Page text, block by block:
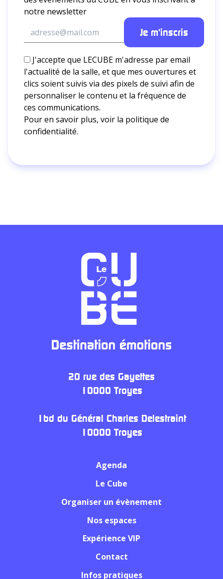
notre newsletter
J'accepte que LECUBE m'adresse par email
l'actualité de la salle, et que mes ouvertures et
clics soient suivis via des pixels de suivi afin de
personnaliser le contenu et la fréquence de
ces communications.
Pour en savoir plus, voir la politique de
confidentialité.
20 rue des Gayettes
10000 Troyes
1bd du Général Charles Delestraint
10000 Troyes
Agenda
Le Cube
Organiser un évènement
Nos espaces
Expérience VIP
Contact
Infos pratiques